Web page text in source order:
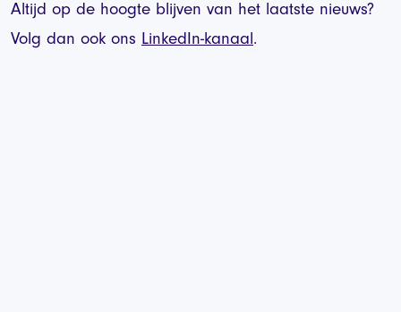
Altijd op de hoogte blijven van het laatste nieuws?
Volg dan ook ons LinkedIn-kanaal.